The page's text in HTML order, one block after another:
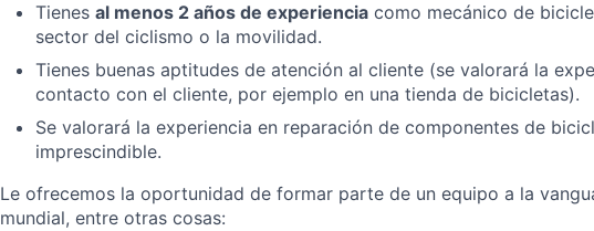
Tienes al menos 2 años de experiencia como mecánico de
sector del ciclismo o la movilidad.
Tienes buenas aptitudes de atención al cliente (se valorará la
contacto con el cliente, por ejemplo en una tienda de bicicletas).
Se valorará la experiencia en reparación de componentes de
imprescindible.
Le ofrecemos la oportunidad de formar parte de un equipo a la
mundial, entre otras cosas: